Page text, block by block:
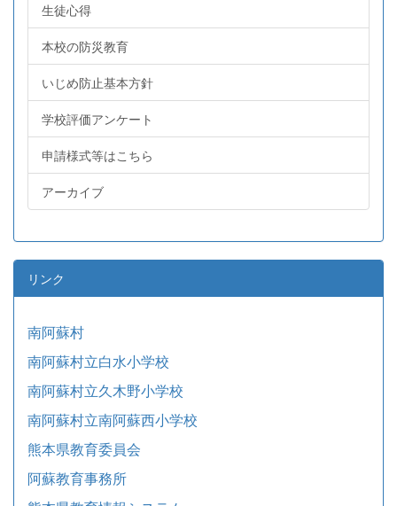
生徒心得
本校の防災教育
いじめ防止基本方針
学校評価アンケート
申請様式等はこちら
アーカイブ
リンク
南阿蘇村
南阿蘇村立白水小学校
南阿蘇村立久木野小学校
南阿蘇村立南阿蘇西小学校
熊本県教育委員会
阿蘇教育事務所